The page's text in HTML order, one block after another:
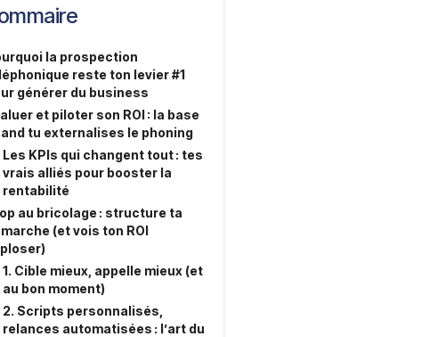
la prospection
reste ton levier #1
générer du business
et piloter son ROI : la base
tu externalises le phoning
Les KPIs qui changent tout : tes
vrais alliés pour booster la
rentabilité
au bricolage : structure ta
(et vois ton ROI
1. Cible mieux, appelle mieux (et
au bon moment)
2. Scripts personnalisés,
relances automatisées : l’art du